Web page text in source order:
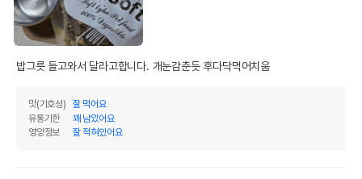
밥그릇 들고와서 달라고합니다. 개눈감춘듯 후다닥먹어치움
맛(기호성)
잘 먹어요
유통기한
꽤 남았어요
영양정보
잘 적혀있어요